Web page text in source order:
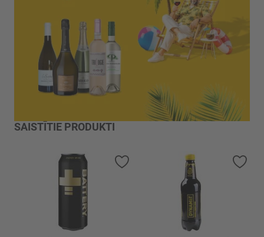
SAISTĪTIE PRODUKTI
Pievienot vēlmju sarakstam